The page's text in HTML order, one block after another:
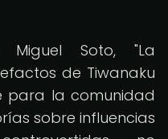
Soto, "La
de Tiwanaku
para la comunidad
sobre influencias